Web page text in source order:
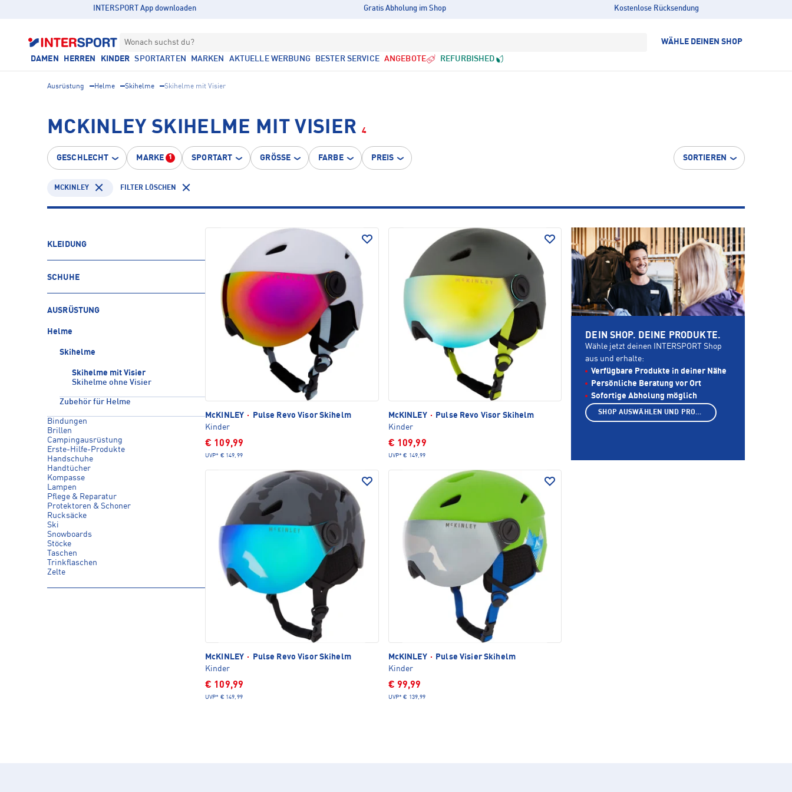
INTERSPORT App downloaden Gratis Abholung im Shop Kostenlose Rücksendung
Wonach suchst du? WÄHLE DEINEN SHOP
DAMEN HERREN KINDER SPORTARTEN MARKEN AKTUELLE WERBUNG BESTER SERVICE ANGEBOTE REFURBISHED
Ausrüstung Helme Skihelme Skihelme mit Visier
MCKINLEY SKIHELME MIT VISIER 4
GESCHLECHT MARKE 1 SPORTART GRÖSSE FARBE PREIS SORTIEREN
MCKINLEY FILTER LÖSCHEN
KLEIDUNG
SCHUHE
AUSRÜSTUNG
Helme
Skihelme
Skihelme mit Visier
Skihelme ohne Visier
Zubehör für Helme
Bindungen
Brillen
Campingausrüstung
Erste-Hilfe-Produkte
Handschuhe
Handtücher
Kompasse
Lampen
Pflege & Reparatur
Protektoren & Schoner
Rucksäcke
Ski
Snowboards
Stöcke
Taschen
Trinkflaschen
Zelte
McKINLEY ·
Pulse Revo Visor Skihelm
Kinder
€ 109,99
UVP* € 149,99
McKINLEY ·
Pulse Revo Visor Skihelm
Kinder
€ 109,99
UVP* € 149,99
McKINLEY ·
Pulse Revo Visor Skihelm
Kinder
€ 109,99
UVP* € 149,99
McKINLEY ·
Pulse Visier Skihelm
Kinder
€ 99,99
UVP* € 139,99
DEIN SHOP. DEINE PRODUKTE.
Wähle jetzt deinen INTERSPORT Shop
aus und erhalte:
Verfügbare Produkte in deiner Nähe
Persönliche Beratung vor Ort
Sofortige Abholung möglich
SHOP AUSWÄHLEN UND PRODUKTE ANZEIGEN